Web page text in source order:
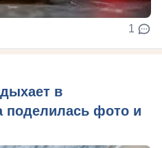
1
в
поделилась фото и